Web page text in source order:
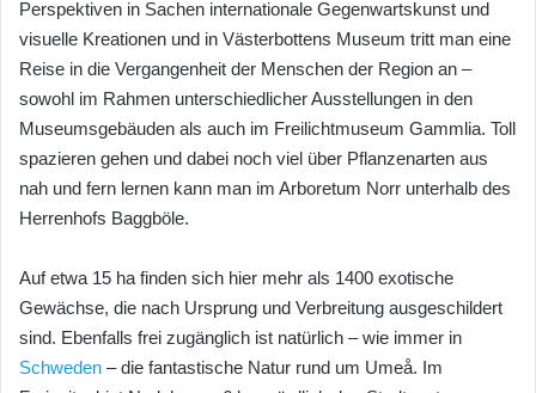
Perspektiven in Sachen internationale Gegenwartskunst und
visuelle Kreationen und in Västerbottens Museum tritt man eine
Reise in die Vergangenheit der Menschen der Region an –
sowohl im Rahmen unterschiedlicher Ausstellungen in den
Museumsgebäuden als auch im Freilichtmuseum Gammlia. Toll
spazieren gehen und dabei noch viel über Pflanzenarten aus
nah und fern lernen kann man im Arboretum Norr unterhalb des
Herrenhofs Baggböle.
Auf etwa 15 ha finden sich hier mehr als 1400 exotische
Gewächse, die nach Ursprung und Verbreitung ausgeschildert
sind. Ebenfalls frei zugänglich ist natürlich – wie immer in
Schweden – die fantastische Natur rund um Umeå. Im